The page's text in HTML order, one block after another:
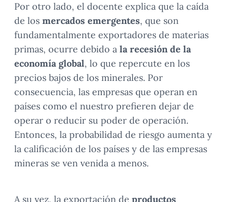
Por otro lado, el docente explica que la caída
de los mercados emergentes, que son
fundamentalmente exportadores de materias
primas, ocurre debido a la recesión de la
economía global, lo que repercute en los
precios bajos de los minerales. Por
consecuencia, las empresas que operan en
países como el nuestro prefieren dejar de
operar o reducir su poder de operación.
Entonces, la probabilidad de riesgo aumenta y
la calificación de los países y de las empresas
mineras se ven venida a menos.
A su vez, la exportación de productos